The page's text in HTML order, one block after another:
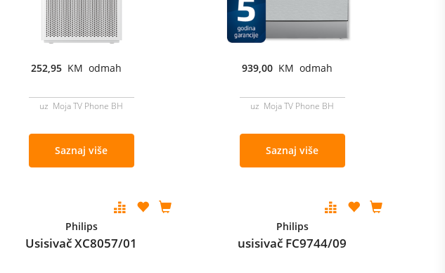
252,95 KM odmah
uz Moja TV Phone BH
Saznaj više
939,00 KM odmah
uz Moja TV Phone BH
Saznaj više
Philips
Usisivač XC8057/01
Philips
usisivač FC9744/09